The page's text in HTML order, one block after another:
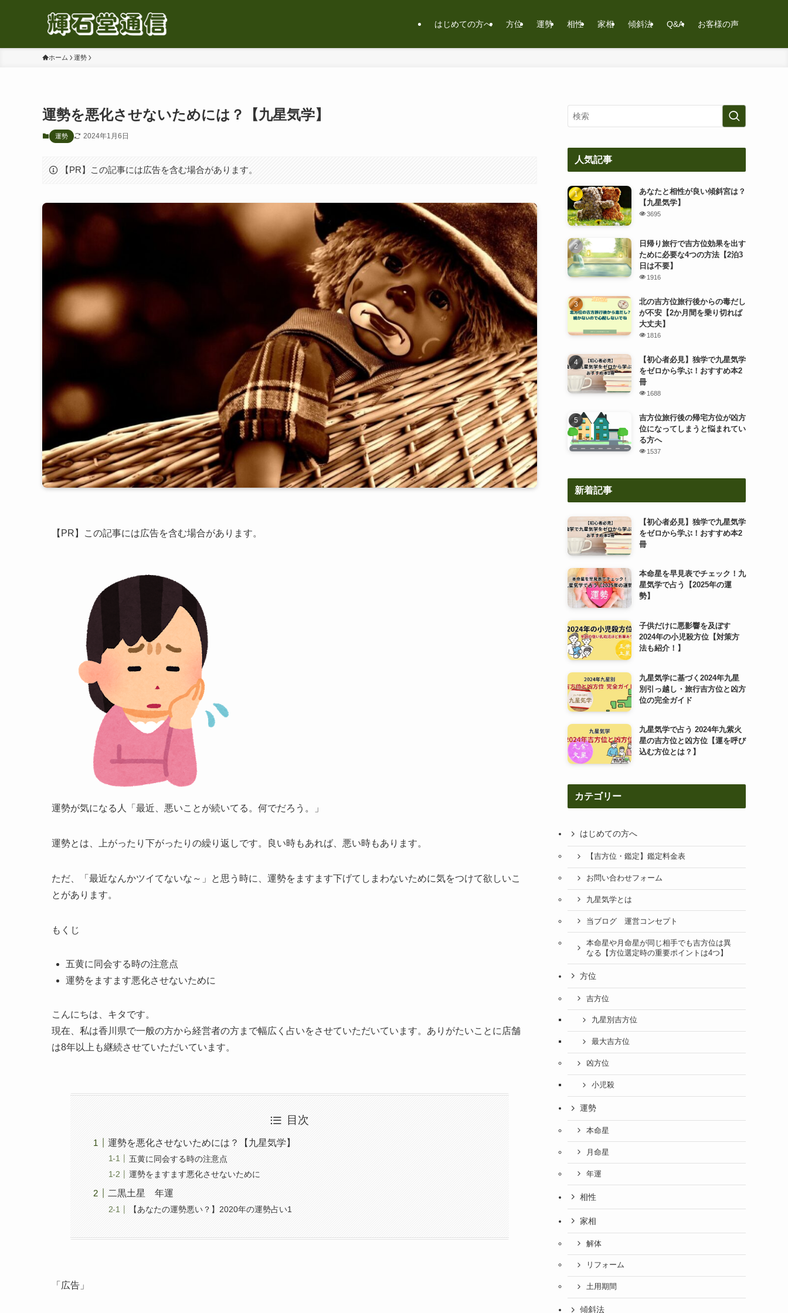
はじめての方へ 方位 運勢 相性 家相 傾斜法 Q&A お客様の声
ホーム 運勢
運勢を悪化させないためには？【九星気学】
運勢 2024年1月6日
【PR】この記事には広告を含む場合があります。
【PR】この記事には広告を含む場合があります。
運勢が気になる人 「最近、悪いことが続いてる。何でだろう。」
運勢とは、上がったり下がったりの繰り返しです。良い時もあれば、悪い時もあります。
ただ、「最近なんかツイてないな～」と思う時に、運勢をますます下げてしまわないために気をつけて欲しいこ
とがあります。
もくじ
五黄に同会する時の注意点
運勢をますます悪化させないために
こんにちは、キタです。
現在、私は香川県で一般の方から経営者の方まで幅広く占いをさせていただいています。ありがたいことに店舗
は8年以上も継続させていただいています。
目次
運勢を悪化させないためには？【九星気学】
五黄に同会する時の注意点
運勢をますます悪化させないために
二黒土星 年運
【あなたの運勢悪い？】2020年の運勢占い1
「広告」
人気記事
あなたと相性が良い傾斜宮は？
【九星気学】
3695
日帰り旅行で吉方位効果を出す
ために必要な4つの方法【2泊3
日は不要】
1916
北の吉方位旅行後からの毒だし
が不安【2か月間を乗り切れば
大丈夫】
1816
【初心者必見】独学で九星気学
をゼロから学ぶ！おすすめ本2
冊
1688
吉方位旅行後の帰宅方位が凶方
位になってしまうと悩まれてい
る方へ
1537
新着記事
【初心者必見】独学で九星気学
をゼロから学ぶ！おすすめ本2
冊
本命星を早見表でチェック！九
星気学で占う【2025年の運
勢】
子供だけに悪影響を及ぼす
2024年の小児殺方位【対策方
法も紹介！】
九星気学に基づく2024年九星
別引っ越し・旅行吉方位と凶方
位の完全ガイド
九星気学で占う 2024年九紫火
星の吉方位と凶方位【運を呼び
込む方位とは？】
カテゴリー
はじめての方へ
【吉方位・鑑定】鑑定料金表
お問い合わせフォーム
九星気学とは
当ブログ 運営コンセプト
本命星や月命星が同じ相手でも吉方位は異
なる【方位選定時の重要ポイントは4つ】
方位
吉方位
九星別吉方位
最大吉方位
凶方位
小児殺
運勢
本命星
月命星
年運
相性
家相
解体
リフォーム
土用期間
傾斜法